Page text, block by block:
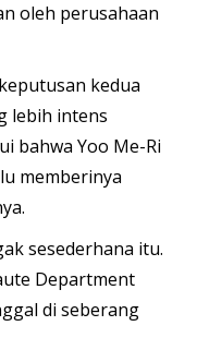
oleh perusahaan
kedua
lebih intens
bahwa Yoo Me-Ri
memberinya
sesederhana itu.
Department
di seberang